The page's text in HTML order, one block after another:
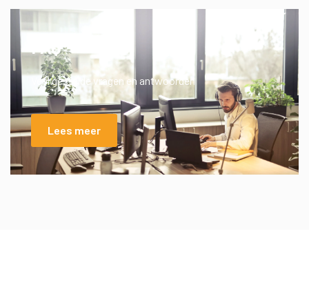
FAQ
Veel gestelde vragen en antwoorden
Lees meer